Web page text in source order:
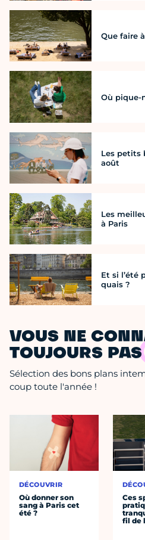
Que faire
Où pique-
Les petits
août
Les
à Paris
Et si l’été
quais ?
VOUS NE
TOUJOURS
Sélection des bons plans
coup toute l'année !
DÉCOUVRIR
Où donner son
sang à Paris cet
été ?
Ces
fil de